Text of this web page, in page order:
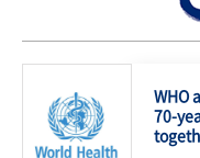
WHO
70-